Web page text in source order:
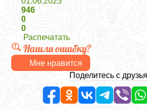
946
0
0
Распечатать
Нашли ошибку?
Мне нравится
Поделитесь с